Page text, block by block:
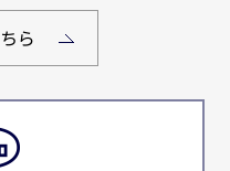
ら